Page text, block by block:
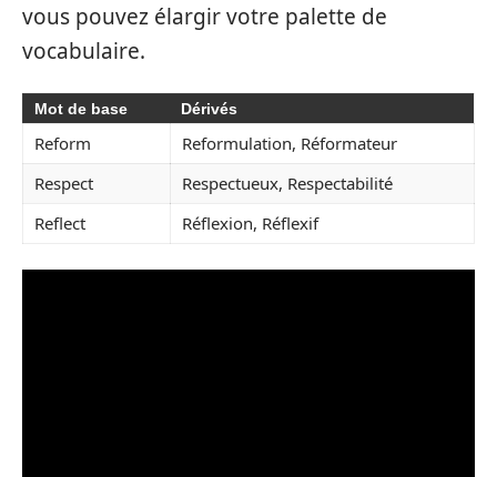
vous pouvez élargir votre palette de
vocabulaire.
Mot de base Dérivés
Reform
Reformulation, Réformateur
Respect
Respectueux, Respectabilité
Reflect
Réflexion, Réflexif